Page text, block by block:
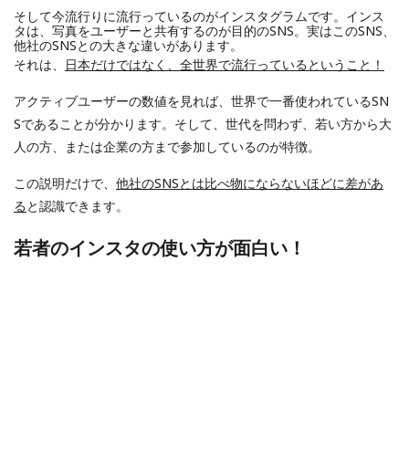
そして今流行りに流行っているのがインスタグラムです。インス
タは、写真をユーザーと共有するのが目的のSNS。実はこのSNS、
他社のSNSとの大きな違いがあります。
それは、
日本だけではなく、全世界で流行っているということ！
アクティブユーザーの数値を見れば、世界で一番使われているSN
Sであることが分かります。そして、世代を問わず、若い方から大
人の方、または企業の方まで参加しているのが特徴。
この説明だけで、 他社のSNSとは比べ物にならないほどに差があ
る と認識できます。
若者のインスタの使い方が面白い！